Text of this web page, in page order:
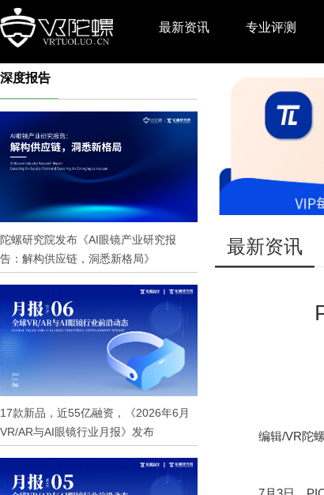
最新资讯 专业评测
深度报告
陀螺研究院发布《AI眼镜产业研究报
告：解构供应链，洞悉新格局》
17款新品，近55亿融资，《2026年6月
VR/AR与AI眼镜行业月报》发布
最新资讯
编辑/VR陀螺